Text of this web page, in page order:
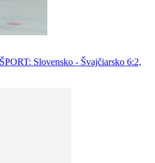
Slovensko - Švajčiarsko 6:2,